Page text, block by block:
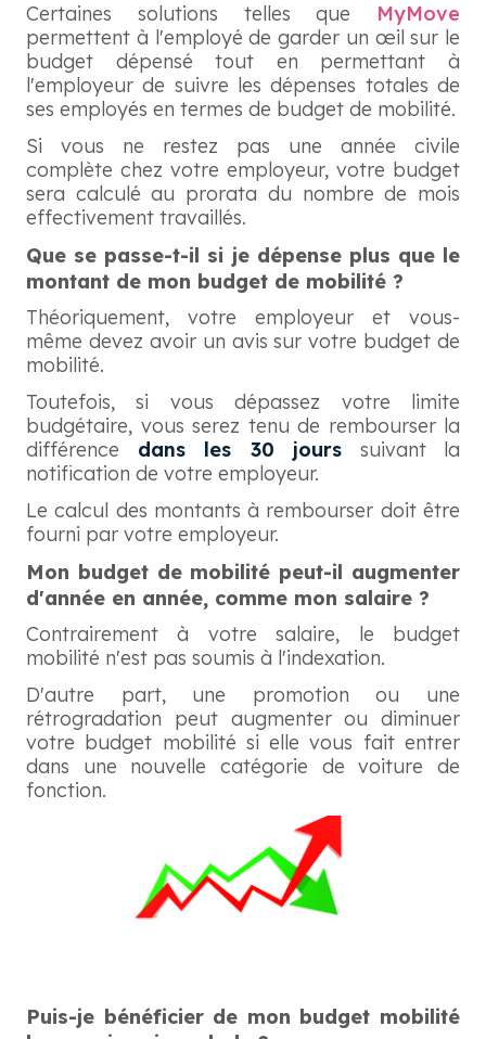
Certaines solutions telles que MyMove
permettent à l'employé de garder un œil sur le
budget dépensé tout en permettant à
l'employeur de suivre les dépenses totales de
ses employés en termes de budget de mobilité.
Si vous ne restez pas une année civile
complète chez votre employeur, votre budget
sera calculé au prorata du nombre de mois
effectivement travaillés.
Que se passe-t-il si je dépense plus que le
montant de mon budget de mobilité ?
Théoriquement, votre employeur et vous-
même devez avoir un avis sur votre budget de
mobilité.
Toutefois, si vous dépassez votre limite
budgétaire, vous serez tenu de rembourser la
différence dans les 30 jours suivant la
notification de votre employeur.
Le calcul des montants à rembourser doit être
fourni par votre employeur.
Mon budget de mobilité peut-il augmenter
d'année en année, comme mon salaire ?
Contrairement à votre salaire, le budget
mobilité n'est pas soumis à l'indexation.
D'autre part, une promotion ou une
rétrogradation peut augmenter ou diminuer
votre budget mobilité si elle vous fait entrer
dans une nouvelle catégorie de voiture de
fonction.
Puis-je bénéficier de mon budget mobilité